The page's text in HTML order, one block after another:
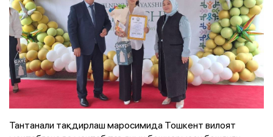
Тантанали тақдирлаш маросимида Тошкент вилоят